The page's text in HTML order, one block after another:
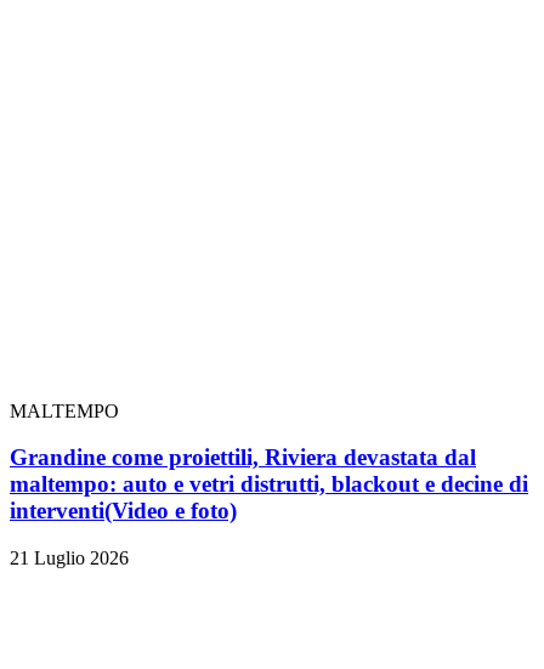
MALTEMPO
Grandine come proiettili, Riviera devastata dal
maltempo: auto e vetri distrutti, blackout e decine di
interventi(Video e foto)
21 Luglio 2026